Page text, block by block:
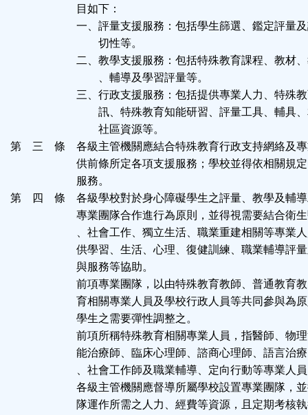
目如下：
一、評量支援服務：包括學生篩選、鑑定評量
切性等。
二、教學支援服務：包括特殊教育課程、教材
、輔導及學習評量等。
三、行政支援服務：包括提供專業人力、特殊
訊、特殊教育知能研習、評量工具、輔具
社區資源等。
第 三 條 各級主管機關應結合特殊教育行政支持網絡及專
供前條所定各項支援服務；學校並得依相關規
服務。
第 四 條 各級學校對於身心障礙學生之評量、教學及輔導
專業團隊合作進行為原則，並得視需要結合衛
、社會工作、獨立生活、職業重建相關等專業
供學習、生活、心理、復健訓練、職業輔導評
與服務等協助。
前項專業團隊，以由特殊教育教師、普通教育
育相關專業人員及學校行政人員等共同參與為
學生之需要彈性調整之。
前項所稱特殊教育相關專業人員，指醫師、物
能治療師、臨床心理師、諮商心理師、語言治
、社會工作師及職業輔導、定向行動等專業人
各級主管機關應督導所屬學校設置專業團隊，
隊運作所需之人力、經費等資源，且定期考核